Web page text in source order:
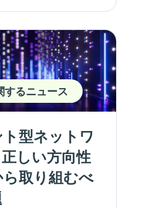
するニュース
型ネットワ
しい方向性
取り組むべ